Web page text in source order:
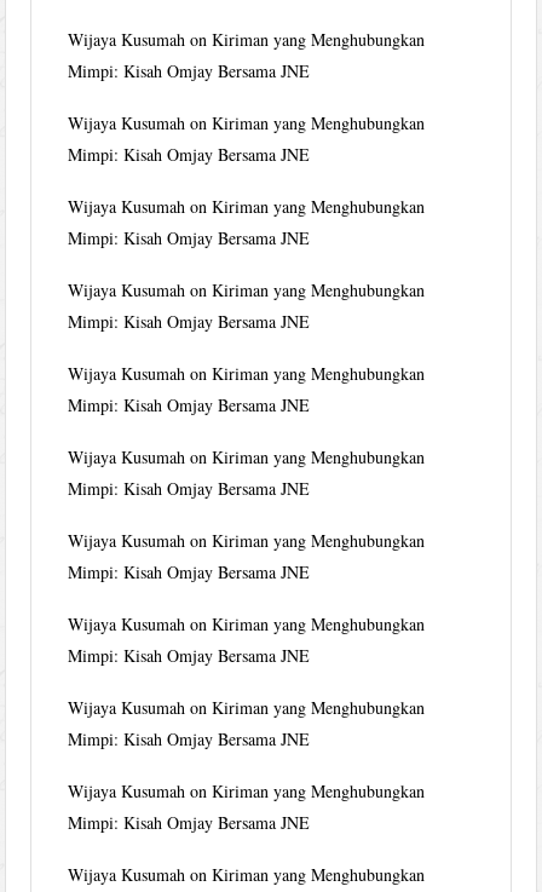
Wijaya Kusumah onKiriman yang Menghubungkan
Mimpi: Kisah Omjay Bersama JNE
Wijaya Kusumah onKiriman yang Menghubungkan
Mimpi: Kisah Omjay Bersama JNE
Wijaya Kusumah onKiriman yang Menghubungkan
Mimpi: Kisah Omjay Bersama JNE
Wijaya Kusumah onKiriman yang Menghubungkan
Mimpi: Kisah Omjay Bersama JNE
Wijaya Kusumah onKiriman yang Menghubungkan
Mimpi: Kisah Omjay Bersama JNE
Wijaya Kusumah onKiriman yang Menghubungkan
Mimpi: Kisah Omjay Bersama JNE
Wijaya Kusumah onKiriman yang Menghubungkan
Mimpi: Kisah Omjay Bersama JNE
Wijaya Kusumah onKiriman yang Menghubungkan
Mimpi: Kisah Omjay Bersama JNE
Wijaya Kusumah onKiriman yang Menghubungkan
Mimpi: Kisah Omjay Bersama JNE
Wijaya Kusumah onKiriman yang Menghubungkan
Mimpi: Kisah Omjay Bersama JNE
Wijaya Kusumah onKiriman yang Menghubungkan